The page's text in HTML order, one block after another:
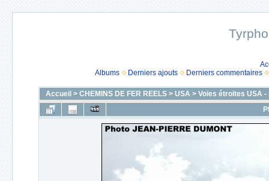
Albums
Derniers ajouts Derniers commentaires
Accueil > CHEMINS DE FER REELS> USA > Voies étroites USA